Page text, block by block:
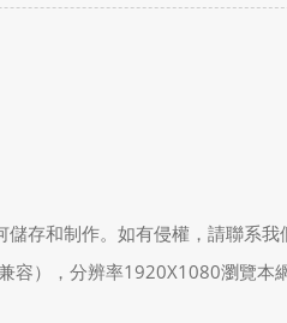
存和制作。如有侵權，請聯系
），分辨率1920X1080瀏覽本